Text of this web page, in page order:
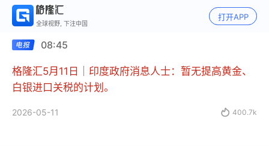
全球视野, 下注中国
打开APP
08:45
格隆汇5月11日｜印度政府消息人士：暂无提高黄金、
白银进口关税的计划。
2026-05-11  400.7k